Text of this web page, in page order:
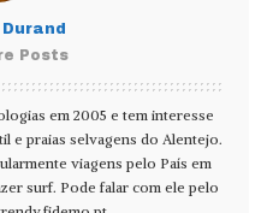
Posts
em 2005 e tem interesse
e praias selvagens do Alentejo.
viagens pelo País em
surf. Pode falar com ele pelo